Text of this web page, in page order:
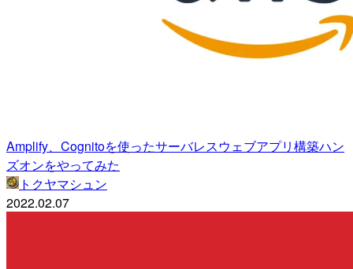
Amplify、Cognitoを使ったサーバレスウェブアプリ構築ハン
ズオンをやってみた
トクヤマシュン
2022.02.07